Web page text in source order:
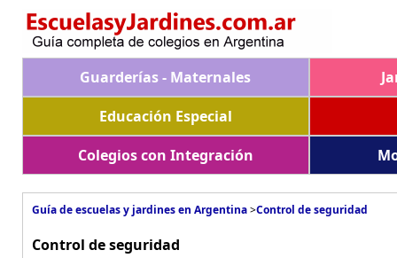
Guarderías - Maternales
Educación Especial
Colegios con Integración
Guía de escuelas y jardines en Argentina>Control de seguridad
Control de seguridad